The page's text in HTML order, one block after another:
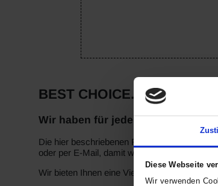
Diese Webseite
Wir verwenden
BEST CHOICE. BY WAHL.
Wir haben für jeden das passende
Die hier beschriebenen Fahrzeuge sind ein
oder per E-Mail, damit wir die Probefahrt für
Wir bieten Ihnen eine Vielzahl von